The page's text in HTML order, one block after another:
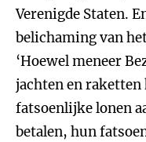
Verenigde Staten.
belichaming van
‘Hoewel meneer
jachten en
fatsoenlijke lonen
betalen, hun